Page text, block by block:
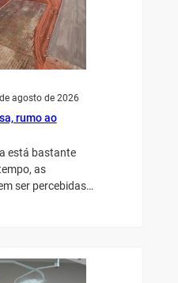
agosto de 2026
rumo ao
está bastante
as
ser percebidas…